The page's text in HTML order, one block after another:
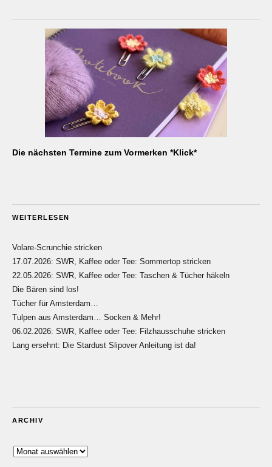
Die nächsten Termine zum Vormerken *Klick*
WEITERLESEN
Volare-Scrunchie stricken
17.07.2026: SWR, Kaffee oder Tee: Sommertop stricken
22.05.2026: SWR, Kaffee oder Tee: Taschen & Tücher häkeln
Die Bären sind los!
Tücher für Amsterdam…
Tulpen aus Amsterdam… Socken & Mehr!
06.02.2026: SWR, Kaffee oder Tee: Filzhausschuhe stricken
Lang ersehnt: Die Stardust Slipover Anleitung ist da!
ARCHIV
Archiv